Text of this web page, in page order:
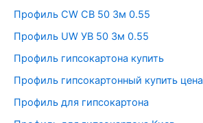
Профиль CW СВ 50 3м 0.55
Профиль UW УВ 50 3м 0.55
Профиль гипсокартона купить
Профиль гипсокартонный купить цена
Профиль для гипсокартона